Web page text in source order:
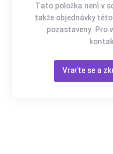
Tato položka není v
takže objednávky
pozastaveny. Pro
Vraťte se a